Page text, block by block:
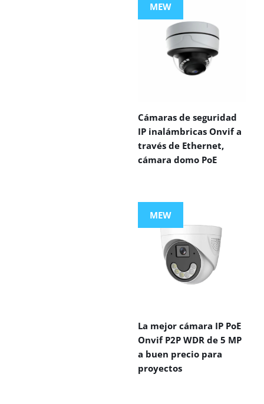
MEW
Cámaras de seguridad
IP inalámbricas Onvif a
través de Ethernet,
cámara domo PoE
MEW
La mejor cámara IP PoE
Onvif P2P WDR de 5 MP
a buen precio para
proyectos